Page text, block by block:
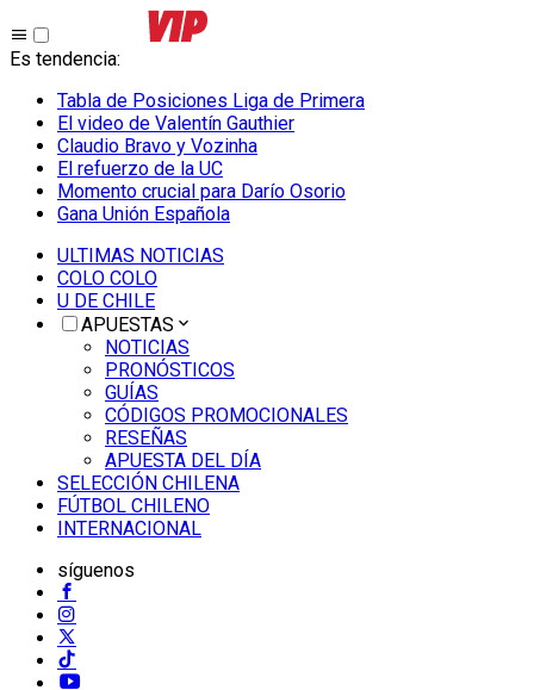
Es tendencia:
Tabla de Posiciones Liga de Primera
El video de Valentín Gauthier
Claudio Bravo y Vozinha
El refuerzo de la UC
Momento crucial para Darío Osorio
Gana Unión Española
ULTIMAS NOTICIAS
COLO COLO
U DE CHILE
APUESTAS
NOTICIAS
PRONÓSTICOS
GUÍAS
CÓDIGOS PROMOCIONALES
RESEÑAS
APUESTA DEL DÍA
SELECCIÓN CHILENA
FÚTBOL CHILENO
INTERNACIONAL
síguenos